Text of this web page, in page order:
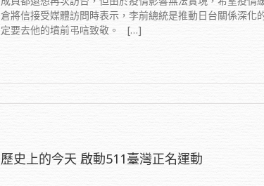
倉將信接受媒體訪問時表示，李前總統是推動日台關係深
定要去他的墳前弔唁致敬。 […]
歷史上的今天 啟動511臺灣正名運動